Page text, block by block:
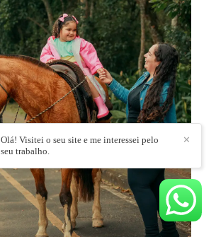
✕
Olá! Visitei o seu site e me interessei pelo
seu trabalho.